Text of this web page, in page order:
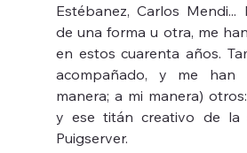
Estébanez, Carlos Mendi...
de una forma u otra, me
en estos cuarenta años.
acompañado, y me han
manera; a mi manera)
y ese titán creativo de la
Puigserver.